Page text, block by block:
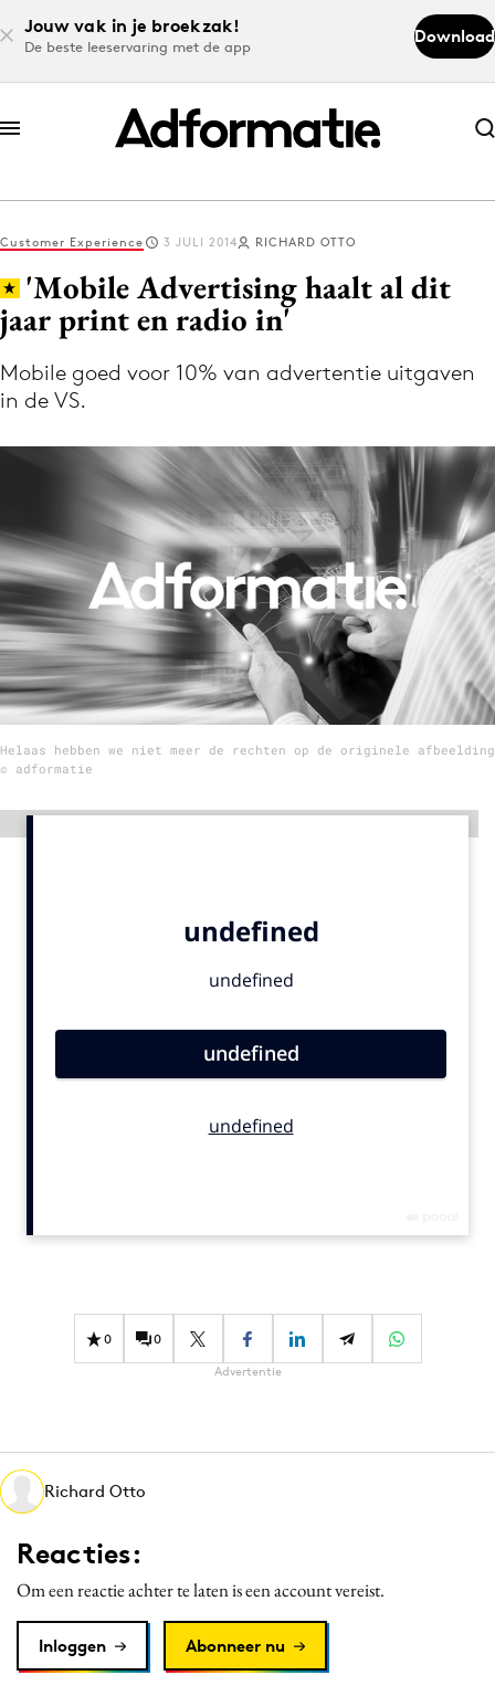
Jouw vak in je broekzak!
De beste leeservaring met de app
Download
Abonneer nu
Abonneer nu
Log in
Volg het laatste nieuws via de Adformatie
Menu
Home
9 sept: GenAI-training
12 nov: MarketingLive!
Adverteren
Events
Carriere
Design
Diversiteit
Effectiviteit
Martech
Media
Merkstrategie
Purpose Marketing
Reputatie & crisis
Customer Experience 3 JULI 2014 RICHARD OTTO
'Mobile Advertising haalt al dit
jaar print en radio in'
Mobile goed voor 10% van advertentie uitgaven
in de VS.
Helaas hebben we niet meer de rechten op de originele afbeelding
© adformatie
0 0
Advertentie
Richard Otto
Reacties:
Om een reactie achter te laten is een account vereist.
Inloggen Abonneer nu